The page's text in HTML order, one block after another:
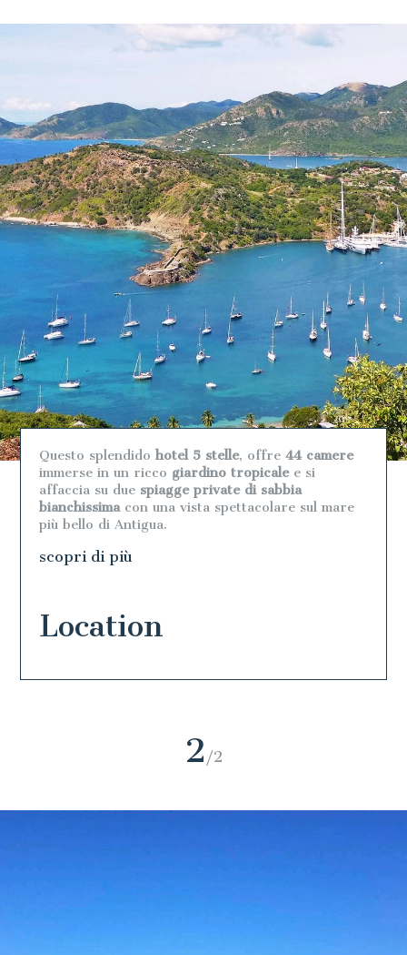
Questo splendido hotel 5 stelle, offre 44 camere
immerse in un ricco giardino tropicalee si
affaccia su due spiagge private di sabbia
bianchissimacon una vista spettacolare sul mare
più bello di Antigua.
scopri di più
Location
1 /2